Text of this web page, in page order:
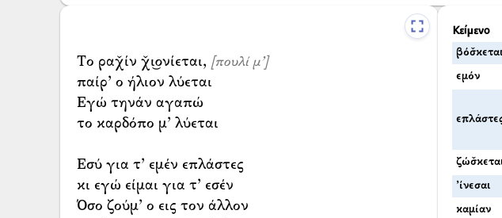
Το ραχ̌ίν χ̌ι͜ονίεται, [πουλί μ’]
παίρ’ ο ήλιον λύεται
Εγώ τηνάν αγαπώ
το καρδόπο μ’ λύεται
Εσύ για τ’ εμέν επλάστες
κι εγώ είμαι για τ’ εσέν
Όσο ζούμ’ ο εις τον άλλον
Κείμενο
βόσ̌κεται
εμόν
’ίνεσαι
καμίαν